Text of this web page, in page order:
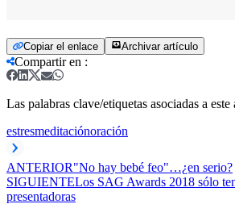
Copiar el enlace Archivar artículo
Compartir en :
Las palabras clave/etiquetas asociadas a este
estresmeditaciónoración
ANTERIOR"No hay bebé feo"…¿en serio?
SIGUIENTELos SAG Awards 2018 sólo
presentadoras